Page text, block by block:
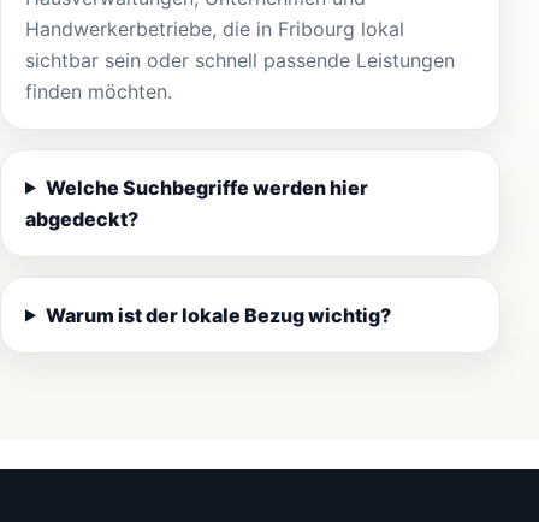
Handwerkerbetriebe, die in Fribourg lokal
sichtbar sein oder schnell passende Leistungen
finden möchten.
Welche Suchbegriffe werden hier
abgedeckt?
Warum ist der lokale Bezug wichtig?